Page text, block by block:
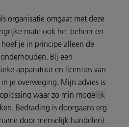
organisatie omgaat met deze
mate ook het beheer en
je in principe alleen de
Bij een
apparatuur en licenties van
je overweging. Mijn advies is
waar zo min mogelijk
Bedrading is doorgaans erg
door menselijk handelen).